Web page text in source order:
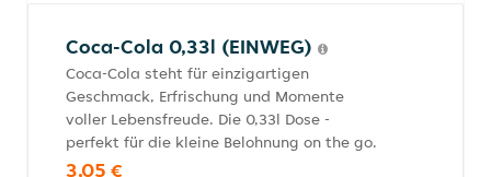
Coca-Cola 0,33l (EINWEG)
Coca-Cola steht für einzigartigen
Geschmack, Erfrischung und Momente
voller Lebensfreude. Die 0,33l Dose -
perfekt für die kleine Belohnung on the go.
3,05 €